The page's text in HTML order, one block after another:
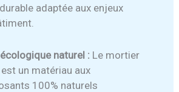
adaptée aux enjeux
naturel : Le mortier
un matériau aux
100% naturels